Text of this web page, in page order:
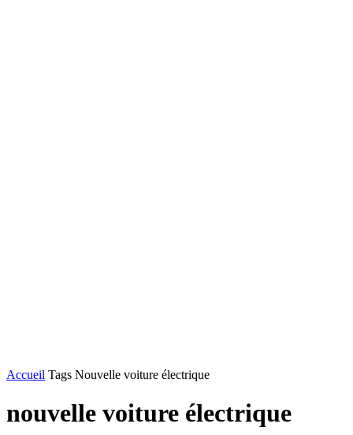
Accueil Tags Nouvelle voiture électrique
nouvelle voiture électrique